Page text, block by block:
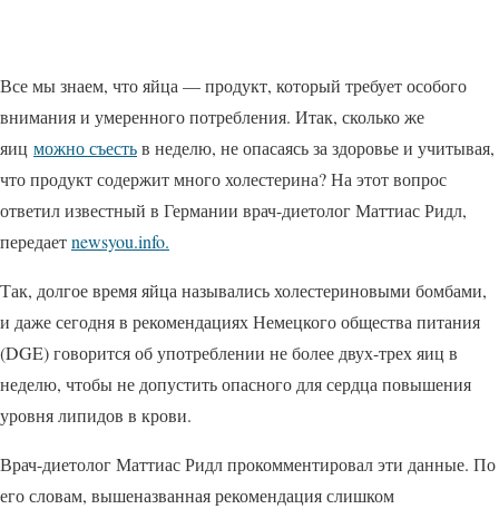
Все мы знаем, что яйца — продукт, который требует особого
внимания и умеренного потребления. Итак, сколько же
яиц можно съестьв неделю, не опасаясь за здоровье и учитывая,
что продукт содержит много холестерина? На этот вопрос
ответил известный в Германии врач-диетолог Маттиас Ридл,
передаетnewsyou.info.
Так, долгое время яйца назывались холестериновыми бомбами,
и даже сегодня в рекомендациях Немецкого общества питания
(DGE) говорится об употреблении не более двух-трех яиц в
неделю, чтобы не допустить опасного для сердца повышения
уровня липидов в крови.
Врач-диетолог Маттиас Ридл прокомментировал эти данные. По
его словам, вышеназванная рекомендация слишком